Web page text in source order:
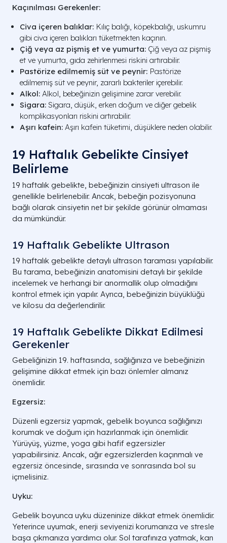
Kaçınılması Gerekenler:
Civa içeren balıklar: Kılıç balığı, köpekbalığı, uskumru
gibi civa içeren balıkları tüketmekten kaçının.
Çiğ veya az pişmiş et ve yumurta: Çiğ veya az pişmiş
et ve yumurta, gıda zehirlenmesi riskini artırabilir.
Pastörize edilmemiş süt ve peynir: Pastörize
edilmemiş süt ve peynir, zararlı bakteriler içerebilir.
Alkol: Alkol, bebeğinizin gelişimine zarar verebilir.
Sigara: Sigara, düşük, erken doğum ve diğer gebelik
komplikasyonları riskini artırabilir.
Aşırı kafein: Aşırı kafein tüketimi, düşüklere neden olabilir.
19 Haftalık Gebelikte Cinsiyet
Belirleme
19 haftalık gebelikte, bebeğinizin cinsiyeti ultrason ile
genellikle belirlenebilir. Ancak, bebeğin pozisyonuna
bağlı olarak cinsiyetin net bir şekilde görünür olmaması
da mümkündür.
19 Haftalık Gebelikte Ultrason
19 haftalık gebelikte detaylı ultrason taraması yapılabilir.
Bu tarama, bebeğinizin anatomisini detaylı bir şekilde
incelemek ve herhangi bir anormallik olup olmadığını
kontrol etmek için yapılır. Ayrıca, bebeğinizin büyüklüğü
ve kilosu da değerlendirilir.
19 Haftalık Gebelikte Dikkat Edilmesi
Gerekenler
Gebeliğinizin 19. haftasında, sağlığınıza ve bebeğinizin
gelişimine dikkat etmek için bazı önlemler almanız
önemlidir.
Egzersiz:
Düzenli egzersiz yapmak, gebelik boyunca sağlığınızı
korumak ve doğum için hazırlanmak için önemlidir.
Yürüyüş, yüzme, yoga gibi hafif egzersizler
yapabilirsiniz. Ancak, ağır egzersizlerden kaçınmalı ve
egzersiz öncesinde, sırasında ve sonrasında bol su
içmelisiniz.
Uyku:
Gebelik boyunca uyku düzeninize dikkat etmek önemlidir.
Yeterince uyumak, enerji seviyenizi korumanıza ve stresle
başa çıkmanıza yardımcı olur. Sol tarafınıza yatmak, kan